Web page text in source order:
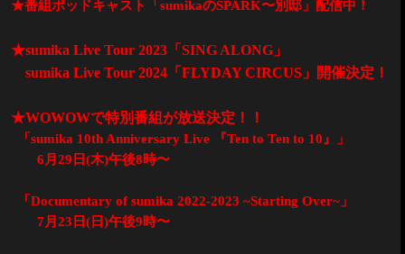
★番組ポッドキャスト「 sumikaのSPARK〜別邸」配信中！
★sumika Live Tour 2023 「 SING ALONG 」
sumika Live Tour 2024 「 FLYDAY CIRCUS 」開催決定！
★WOWOWで特別番組が放送決定！！
「sumika 10th Anniversary Live 『Ten to Ten to 10』」
6月29 日(木)午後8時〜
「Documentary of sumika 2022-2023 ~Starting Over~ 」
7月23 日( 日)午後9時〜